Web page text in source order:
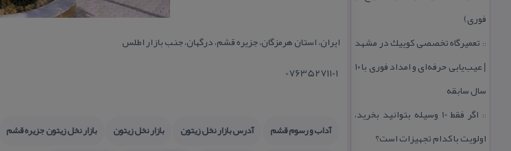
فوری)
:: تعمیرگاه تخصصی كوییك در مشهد
| عیب‌یابی حرفه‌ای و امداد فوری با ۱۰
سال سابقه
::
اگر فقط 10 وسیله بتوانید بخرید،
اولویت با كدام تجهیزات است؟
ایران، استان هرمزگان، جزیره قشم، درگهان، جنب بازار اطلس
07635271101
آداب و رسوم قشم آدرس بازار نخل زیتون بازار نخل زیتون بازار نخل زیتون جزیره قشم